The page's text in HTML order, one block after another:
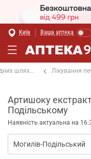
Київ Ваша аптека
шлях... Лікування
Артишоку
Подільському
Наявність актуальна на